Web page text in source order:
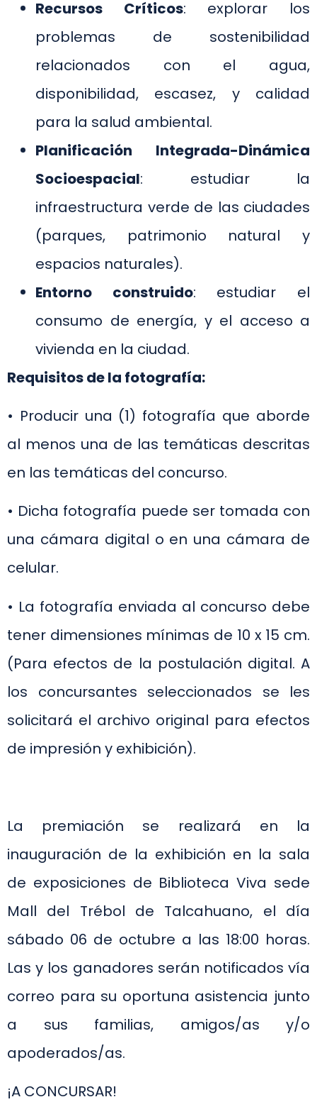
Recursos Críticos: explorar los
problemas de sostenibilidad
relacionados con el agua,
disponibilidad, escasez, y calidad
para la salud ambiental.
Planificación Integrada-Dinámica
Socioespacial: estudiar la
infraestructura verde de las ciudades
(parques, patrimonio natural y
espacios naturales).
Entorno construido: estudiar el
consumo de energía, y el acceso a
vivienda en la ciudad.
Requisitos de la fotografía:
• Producir una (1) fotografía que aborde
al menos una de las temáticas descritas
en las temáticas del concurso.
• Dicha fotografía puede ser tomada con
una cámara digital o en una cámara de
celular.
• La fotografía enviada al concurso debe
tener dimensiones mínimas de 10 x 15 cm.
(Para efectos de la postulación digital. A
los concursantes seleccionados se les
solicitará el archivo original para efectos
de impresión y exhibición).
La premiación se realizará en la
inauguración de la exhibición en la sala
de exposiciones de Biblioteca Viva sede
Mall del Trébol de Talcahuano, el día
sábado 06 de octubre a las 18:00 horas.
Las y los ganadores serán notificados vía
correo para su oportuna asistencia junto
a sus familias, amigos/as y/o
apoderados/as.
¡A CONCURSAR!